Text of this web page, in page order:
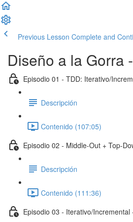
Previous Lesson Complete and
Diseño a la Gorra
Episodio 01 - TDD: Iterativo/
Descripción
Contenido (107:05)
Episodio 02 - Middle-Out + Top-
Descripción
Contenido (111:36)
Episodio 03 - Iterativo/